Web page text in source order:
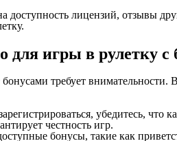
доступность лицензий, отзывы
для игры в рулетку с
требует
убедитесь,
честность игр.
бонусы, такие как